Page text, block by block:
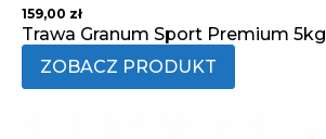
159,00 zł
Trawa Granum Sport Premium 5kg
ZOBACZ PRODUKT